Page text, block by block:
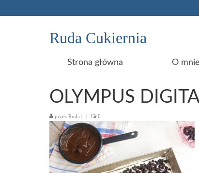
Ruda Cukiernia
Strona główna O mnie
OLYMPUS
przez Ruda | | 0